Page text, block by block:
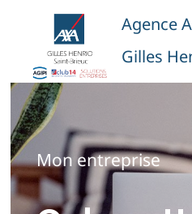
contenu
Agence
Gilles
Accueil
Qui sommes-nous?
Nos offres
Mon entreprise